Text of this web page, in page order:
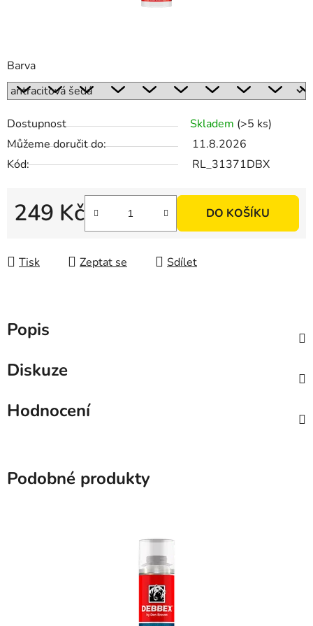
Barva
Dostupnost Skladem (>5 ks)
Můžeme doručit do:
11.8.2026
Kód:
RL_31371DBX
249 Kč DO KOŠÍKU
Tisk Zeptat se Sdílet
Popis
Diskuze
Hodnocení
Podobné produkty